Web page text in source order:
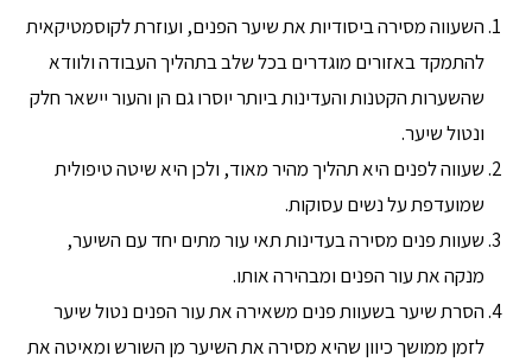
השעווה מסירה ביסודיות את שיער הפנים, ועוזרת לקוסמטיקאית
להתמקד באזורים מוגדרים בכל שלב בתהליך העבודה ולוודא
שהשערות הקטנות והעדינות ביותר יוסרו גם הן והעור יישאר חלק
ונטול שיער.
שעווה לפנים היא תהליך מהיר מאוד, ולכן היא שיטה טיפולית
שמועדפת על נשים עסוקות.
שעוות פנים מסירה בעדינות תאי עור מתים יחד עם השיער,
מנקה את עור הפנים ומבהירה אותו.
הסרת שיער בשעוות פנים משאירה את עור הפנים נטול שיער
לזמן ממושך כיוון שהיא מסירה את השיער מן השורש ומאיטה את